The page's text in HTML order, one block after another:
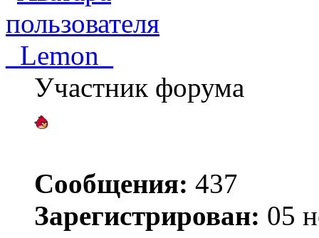
_Lemon_
Участник форума
Сообщения: 437
Зарегистрирован: 05